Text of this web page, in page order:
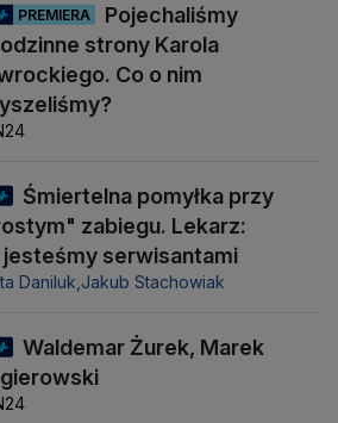
PREMIERA
Pojechaliśmy
strony Karola
Co o nim
Śmiertelna pomyłka przy
zabiegu. Lekarz:
jesteśmy serwisantami
Daniluk, Jakub Stachowiak
Waldemar Żurek, Marek